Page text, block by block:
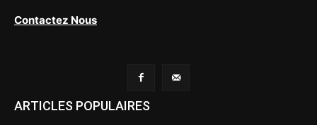
Contactez Nous
ARTICLES POPULAIRES